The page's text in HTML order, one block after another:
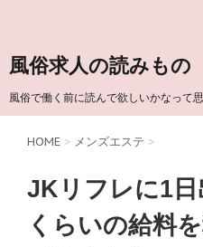
風俗求人の読みもの
風俗で働く前に読んで欲しいかなって
HOME > メンズエステ >
JKリフレに1
くらいの給料